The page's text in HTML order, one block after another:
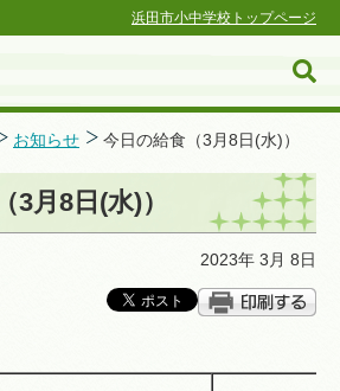
浜田市小中学校トップページ
ムページ
お知らせ 今日の給食（3月8日(水)）
3月8日(水)）
2023年 3月 8日